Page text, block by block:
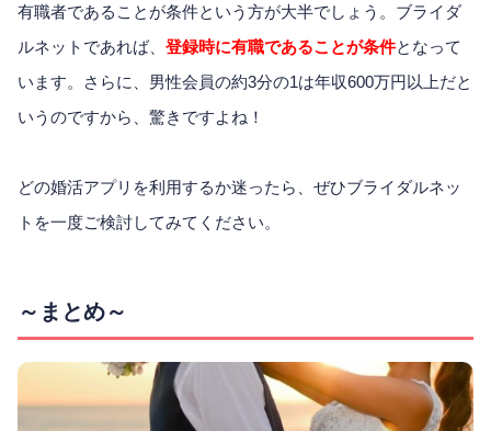
有職者であることが条件という方が大半でしょう。ブライダ
ルネットであれば、 登録時に有職であることが条件となって
います。さらに、男性会員の約3分の1は年収600万円以上だと
いうのですから、驚きですよね！
どの婚活アプリを利用するか迷ったら、ぜひブライダルネッ
トを一度ご検討してみてください。
～まとめ～